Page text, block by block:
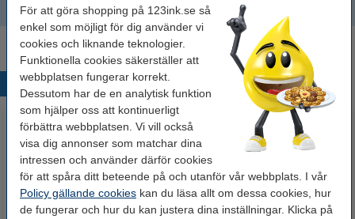
För att göra shopping på 123ink.se så
enkel som möjligt för dig använder vi
cookies och liknande teknologier.
Funktionella cookies säkerställer att
webbplatsen fungerar korrekt.
Dessutom har de en analytisk funktion
som hjälper oss att kontinuerligt
förbättra webbplatsen. Vi vill också
visa dig annonser som matchar dina
intressen och använder därför cookies
för att spåra ditt beteende på och utanför vår webbplats. I vår
Policy gällande cookies kan du läsa allt om dessa cookies, hur
de fungerar och hur du kan justera dina inställningar. Klicka på
Korrespondenskort
Populära produkter